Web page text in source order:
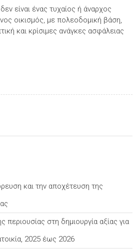
είναι ένας τυχαίος ή άναρχος
οικισμός, με πολεοδομική βάση,
και κρίσιμες ανάγκες ασφάλειας
και την αποχέτευση της
περιουσίας στη δημιουργία αξίας για
2025 έως 2026